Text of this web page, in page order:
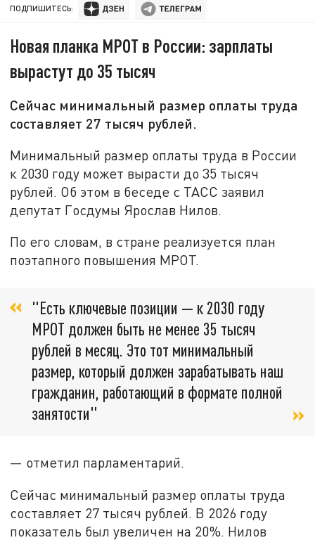
ПОДПИШИТЕСЬ:
Новая планка МРОТ в России: зарплаты
вырастут до 35 тысяч
Сейчас минимальный размер оплаты труда
составляет 27 тысяч рублей.
Минимальный размер оплаты труда в России
к 2030 году может вырасти до 35 тысяч
рублей. Об этом в беседе с ТАСС заявил
депутат Госдумы Ярослав Нилов.
По его словам, в стране реализуется план
поэтапного повышения МРОТ.
"Есть ключевые позиции — к 2030 году
МРОТ должен быть не менее 35 тысяч
рублей в месяц. Это тот минимальный
размер, который должен зарабатывать наш
гражданин, работающий в формате полной
занятости"
— отметил парламентарий.
Сейчас минимальный размер оплаты труда
составляет 27 тысяч рублей. В 2026 году
показатель был увеличен на 20%. Нилов